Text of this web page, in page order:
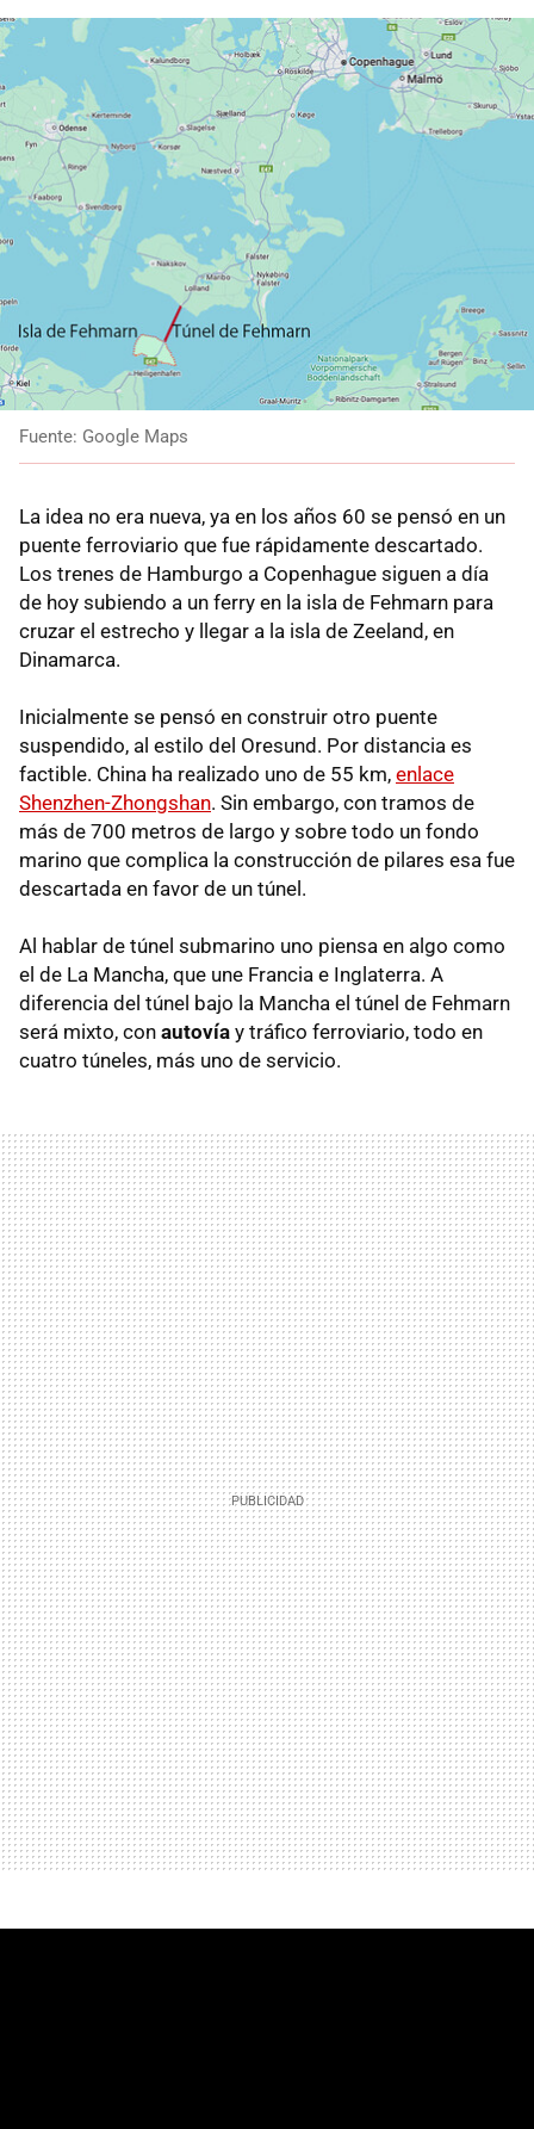
Fuente: Google Maps
La idea no era nueva, ya en los años 60 se pensó en un
puente ferroviario que fue rápidamente descartado.
Los trenes de Hamburgo a Copenhague siguen a día
de hoy subiendo a un ferry en la isla de Fehmarn para
cruzar el estrecho y llegar a la isla de Zeeland, en
Dinamarca.
Inicialmente se pensó en construir otro puente
suspendido, al estilo del Oresund. Por distancia es
factible. China ha realizado uno de 55 km, enlace
Shenzhen-Zhongshan. Sin embargo, con tramos de
más de 700 metros de largo y sobre todo un fondo
marino que complica la construcción de pilares esa fue
descartada en favor de un túnel.
Al hablar de túnel submarino uno piensa en algo como
el de La Mancha, que une Francia e Inglaterra. A
diferencia del túnel bajo la Mancha el túnel de Fehmarn
será mixto, con autovía y tráfico ferroviario, todo en
cuatro túneles, más uno de servicio.